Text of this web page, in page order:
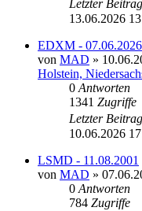
Letzter Beitrag
13.06.2026
EDXM - 07.06.2026
von MAD »
Holstein,
0 Antworten
1341 Zugriffe
Letzter Beitrag
10.06.2026
LSMD - 11.08.2001
von MAD »
0 Antworten
784 Zugriffe